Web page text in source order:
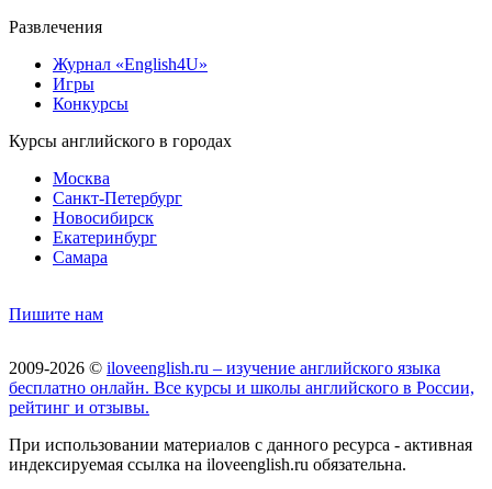
Развлечения
Журнал «English4U»
Игры
Конкурсы
Курсы английского в городах
Москва
Санкт-Петербург
Новосибирск
Екатеринбург
Самара
Пишите нам
2009-2026 © iloveenglish.ru – изучение английского языка
бесплатно онлайн. Все курсы и школы английского в России,
рейтинг и отзывы.
При использовании материалов с данного ресурса - активная
индексируемая ссылка на iloveenglish.ru обязательна.